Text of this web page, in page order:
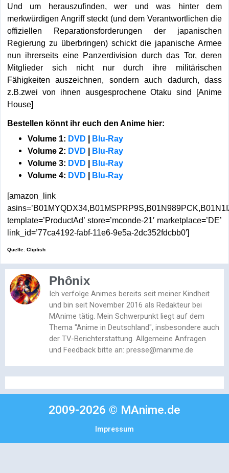
Und um herauszufinden, wer und was hinter dem
merkwürdigen Angriff steckt (und dem Verantwortlichen die
offiziellen Reparationsforderungen der japanischen
Regierung zu überbringen) schickt die japanische Armee
nun ihrerseits eine Panzerdivision durch das Tor, deren
Mitglieder sich nicht nur durch ihre militärischen
Fähigkeiten auszeichnen, sondern auch dadurch, dass
z.B.zwei von ihnen ausgesprochene Otaku sind [Anime
House]
Bestellen könnt ihr euch den Anime hier:
Volume 1: DVD
Blu-Ray
Volume 2: DVD
Blu-Ray
Volume 3: DVD
Blu-Ray
Volume 4: DVD Blu-Ray
[amazon_link
template=’ProductAd’ store=’mconde-21′ marketplace=’DE’
link_id=’77ca4192-fabf-11e6-9e5a-2dc352fdcbb0′]
Quelle: Clipfish
Phônix
Ich verfolge Animes bereits seit meiner Kindheit
und bin seit November 2016 als Redakteur bei
MAnime tätig. Mein Schwerpunkt liegt auf dem
Thema "Anime in Deutschland", insbesondere auch
der TV-Berichterstattung. Allgemeine Anfragen
und Feedback bitte an: presse@manime.de
2009-2026 © MAnime.de
Impressum